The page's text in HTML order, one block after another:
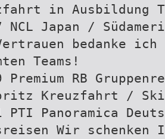
in Ausbildung
NCL Japan /
bedanke ich
Teams!
Premium RB
Kreuzfahrt /
PTI Panoramica
Wir schenken